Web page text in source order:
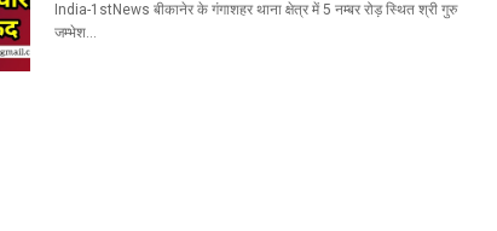
India-1stNews बीकानेर के गंगाशहर थाना क्षेत्र में 5 नम्बर रोड़ स्थित श्री गुरु
जम्भेश…